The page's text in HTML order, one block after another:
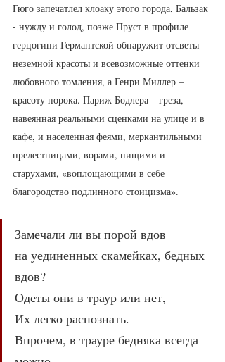
Гюго запечатлел клоаку этого города, Бальзак
- нужду и голод, позже Пруст в профиле
герцогини Германтской обнаружит отсветы
неземной красоты и всевозможные оттенки
любовного томления, а Генри Миллер –
красоту порока. Париж Бодлера – греза,
навеянная реальными сценками на улице и в
кафе, и населенная феями, меркантильными
прелестницами, ворами, нищими и
старухами, «воплощающими в себе
благородство подлинного стоицизма».
Замечали ли вы порой вдов
на уединенных скамейках, бедных
вдов?
Одеты они в траур или нет,
Их легко распознать.
Впрочем, в трауре бедняка всегда